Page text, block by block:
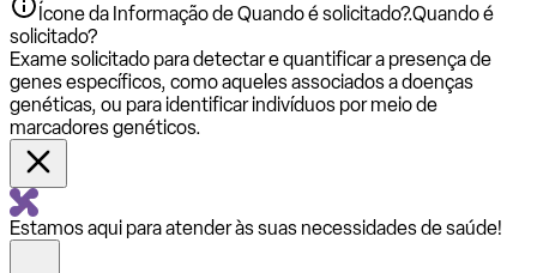
Ícone da Informação de Quando é solicitado?.Quando é
solicitado?
Exame solicitado para detectar e quantificar a presença de
genes específicos, como aqueles associados a doenças
genéticas, ou para identificar indivíduos por meio de
marcadores genéticos.
Estamos aqui para atender às suas necessidades de saúde!